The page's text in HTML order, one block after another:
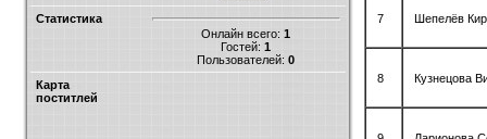
Статистика
Онлайн всего: 1
Гостей: 1
Пользователей: 0
Карта
поститлей
7 Шепелёв
8 Кузнецова